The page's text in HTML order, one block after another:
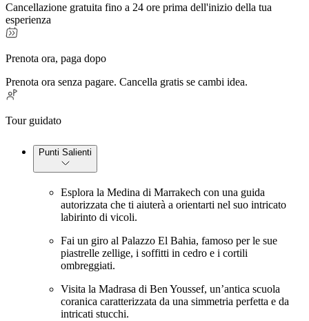
Cancellazione gratuita fino a 24 ore prima dell'inizio della tua
esperienza
Prenota ora, paga dopo
Prenota ora senza pagare. Cancella gratis se cambi idea.
Tour guidato
Punti Salienti
Esplora la Medina di Marrakech con una guida
autorizzata che ti aiuterà a orientarti nel suo intricato
labirinto di vicoli.
Fai un giro al Palazzo El Bahia, famoso per le sue
piastrelle zellige, i soffitti in cedro e i cortili
ombreggiati.
Visita la Madrasa di Ben Youssef, un’antica scuola
coranica caratterizzata da una simmetria perfetta e da
intricati stucchi.